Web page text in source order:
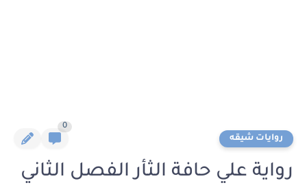
روايات شيقه
0
رواية علي حافة الثأر الفصل الثاني